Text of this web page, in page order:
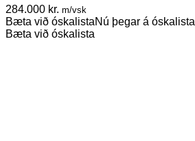
284.000 kr. m/vsk
Bæta við óskalistaNú þegar á óskalista
Bæta við óskalista